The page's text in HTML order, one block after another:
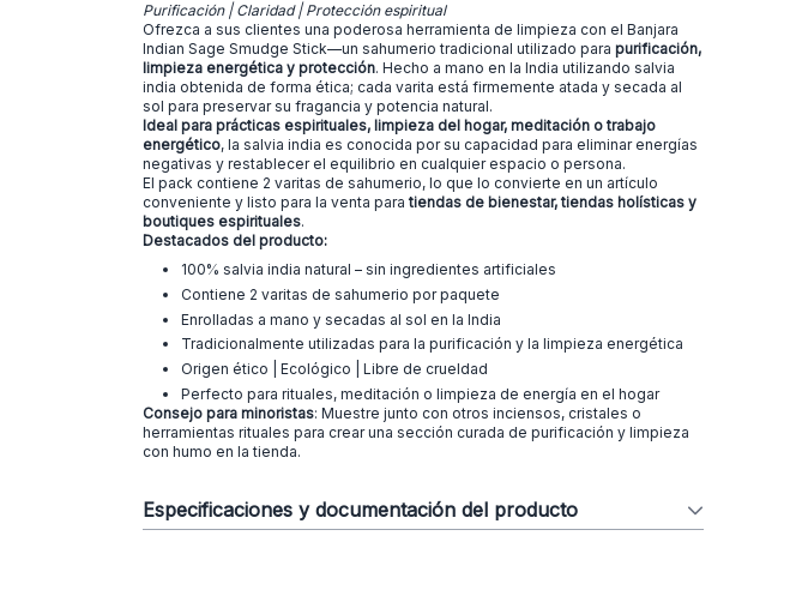
Purificación | Claridad | Protección espiritual
Ofrezca a sus clientes una poderosa herramienta de limpieza con el Banjara
Indian Sage Smudge Stick—un sahumerio tradicional utilizado para purificación,
limpieza energética y protección. Hecho a mano en la India utilizando salvia
india obtenida de forma ética; cada varita está firmemente atada y secada al
sol para preservar su fragancia y potencia natural.
Ideal para prácticas espirituales, limpieza del hogar, meditación o trabajo
energético, la salvia india es conocida por su capacidad para eliminar energías
negativas y restablecer el equilibrio en cualquier espacio o persona.
El pack contiene 2 varitas de sahumerio, lo que lo convierte en un artículo
conveniente y listo para la venta paratiendas de bienestar, tiendas holísticas y
boutiques espirituales.
Destacados del producto:
100% salvia india natural – sin ingredientes artificiales
Contiene 2 varitas de sahumerio por paquete
Enrolladas a mano y secadas al sol en la India
Tradicionalmente utilizadas para la purificación y la limpieza energética
Origen ético | Ecológico | Libre de crueldad
Perfecto para rituales, meditación o limpieza de energía en el hogar
Consejo para minoristas: Muestre junto con otros inciensos, cristales o
herramientas rituales para crear una sección curada de purificación y limpieza
con humo en la tienda.
Especificaciones y documentación del producto